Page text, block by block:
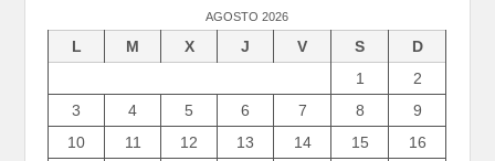
AGOSTO 2026
L M X J V S
D
1
2
3
4 5 6 7 8
9
10
11 12 13 14 15
16